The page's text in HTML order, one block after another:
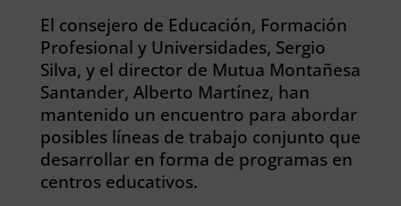
El consejero de Educación, Formación
Profesional y Universidades, Sergio
Silva, y el director de Mutua Montañesa
Santander, Alberto Martínez, han
mantenido un encuentro para abordar
posibles líneas de trabajo conjunto que
desarrollar en forma de programas en
centros educativos.